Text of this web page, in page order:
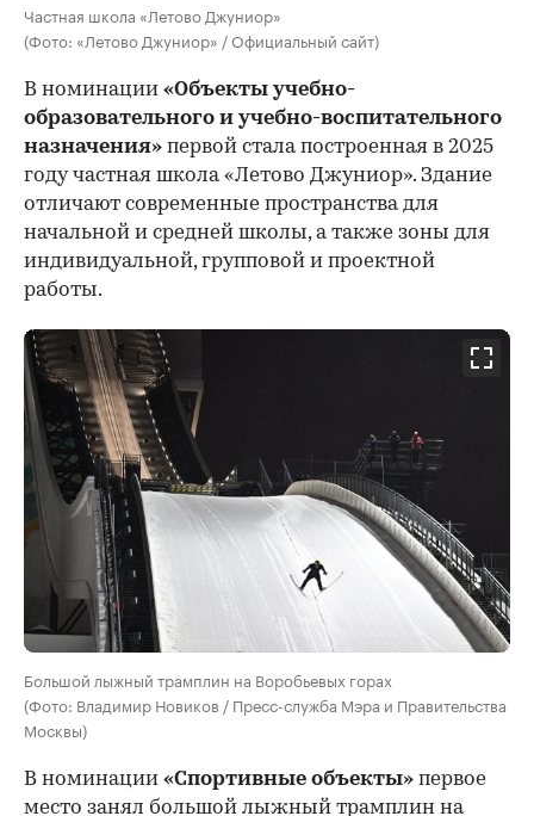
Частная школа «Летово Джуниор»
(Фото: «Летово Джуниор» / Официальный сайт)
В номинации «Объекты учебно-
образовательного и учебно-воспитательного
назначения» первой стала построенная в 2025
году частная школа «Летово Джуниор». Здание
отличают современные пространства для
начальной и средней школы, а также зоны для
индивидуальной, групповой и проектной
работы.
Большой лыжный трамплин на Воробьевых горах
(Фото: Владимир Новиков / Пресс-служба Мэра и Правительства
Москвы)
В номинации «Спортивные объекты» первое
место занял большой лыжный трамплин на